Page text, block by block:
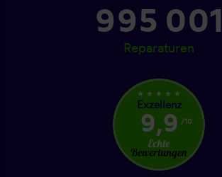
1 064 001
Reparaturen
star_rate star_rate star_rate star_rate star_rate
Exzellenz
9,9 /10